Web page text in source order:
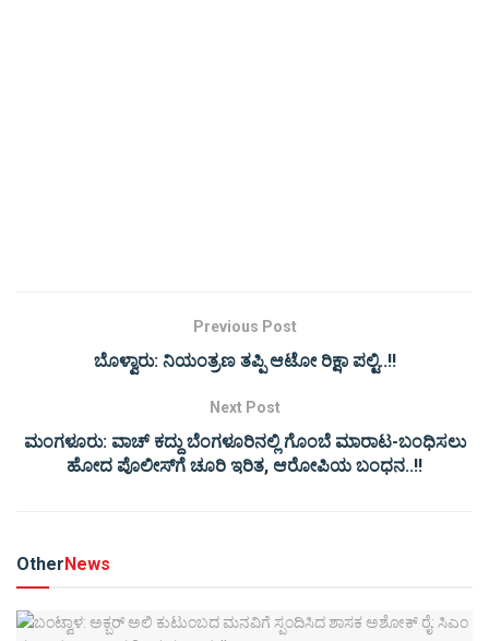
Previous Post
ಬೊಳ್ವಾರು: ನಿಯಂತ್ರಣ ತಪ್ಪಿ ಆಟೋ ರಿಕ್ಷಾ ಪಲ್ಟಿ..!!
Next Post
ಮಂಗಳೂರು: ವಾಚ್ ಕದ್ದು ಬೆಂಗಳೂರಿನಲ್ಲಿ ಗೊಂಬೆ ಮಾರಾಟ-ಬಂಧಿಸಲು
ಹೋದ ಪೊಲೀಸ್‌ಗೆ ಚೂರಿ ಇರಿತ, ಆರೋಪಿಯ ಬಂಧನ..!!
OtherNews